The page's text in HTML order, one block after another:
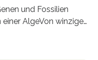
und Fossilien
AlgeVon winzigen